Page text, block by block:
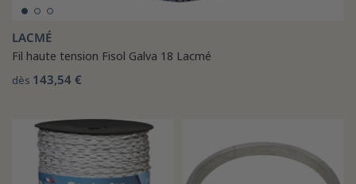
LACMÉ
Fil haute tension Fisol Galva 18 Lacmé
dès 143,54 €